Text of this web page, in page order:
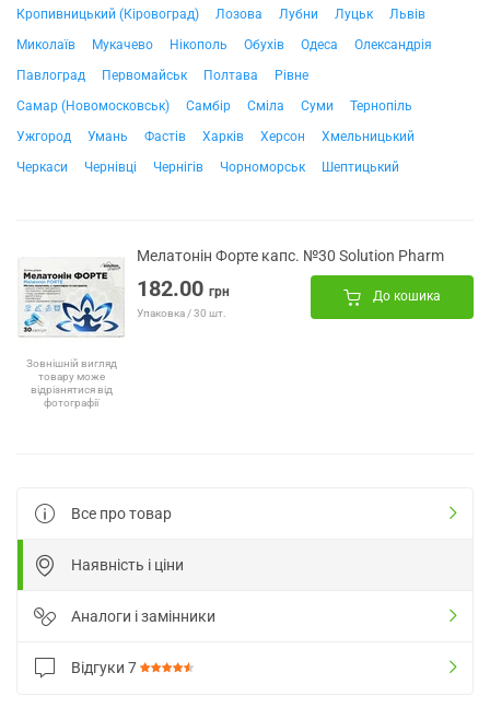
Кропивницький (Кіровоград)
Лозова Лубни Луцьк
Львів
Миколаїв
Мукачево Нікополь Обухів Одеса
Олександрія
Павлоград
Первомайськ Полтава
Рівне
Самар (Новомосковськ)
Самбір Сміла Суми
Тернопіль
Ужгород
Умань Фастів Харків Херсон
Хмельницький
Черкаси
Чернівці Чернігів Чорноморськ Шептицький
Зовнішній вигляд
товару може
відрізнятися від
фотографії
Мелатонін Форте капс. №30 Solution Pharm
182.00 грн
Упаковка / 30 шт.
До кошика
Все про товар
Наявність і ціни
Аналоги і замінники
Відгуки 7